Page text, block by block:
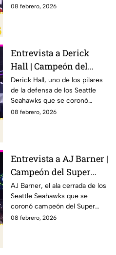
Bowl LX .
08 febrero, 2026
Entrevista a Derick
Hall | Campeón del
Super Bowl LX con los
Seahawks
Derick Hall, uno de los pilares
de la defensa de los Seattle
Seahawks que se coronó
campeón del Super Bowl LX 🏆
08 febrero, 2026
Entrevista a AJ Barner |
Campeón del Super
Bowl LX con los
Seahawks
AJ Barner, el ala cerrada de los
Seattle Seahawks que se
coronó campeón del Super
Bowl LX tras la victoria ante los
08 febrero, 2026